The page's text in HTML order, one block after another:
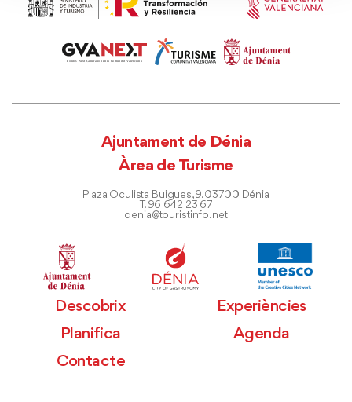
Ajuntament de Dénia
Àrea de Turisme
Plaza Oculista Buigues, 9. 03700 Dénia
T. 96 642 23 67
denia@touristinfo.net
Descobrix
Experiències
Planifica
Agenda
Contacte